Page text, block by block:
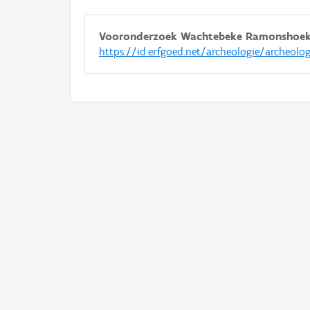
Vooronderzoek Wachtebeke
https://id.erfgoed.net/archeologie/